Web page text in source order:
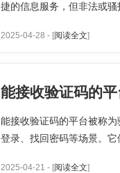
捷的信息服务，但非法或骚
2025-04-28 - [阅读全文]
能接收验证码的
能接收验证码的平台被称
登录、找回密码等场景。它
2025-04-21 - [阅读全文]